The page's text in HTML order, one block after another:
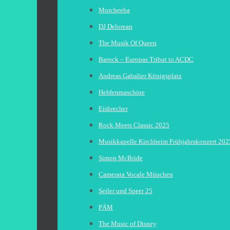
Morcheeba
DJ Delorean
The Musik Of Queen
Barock – Europas Tribut to ACDC
Andreas Gabalier Königsplatz
Heldenmaschine
Eisbrecher
Rock Meets Classic 2025
Musikkapelle Kirchheim Frühjahrskonzert
Simon McBride
Camerata Vocale München
Seiler und Speer 25
PÄM
The Music of Disney